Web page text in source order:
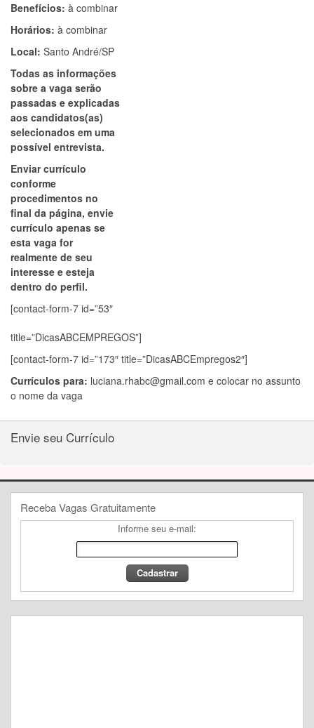
Benefícios: à combinar
Horários: à combinar
Local: Santo André/SP
Todas as informações
sobre a vaga serão
passadas e explicadas
aos candidatos(as)
selecionados em uma
possível entrevista.
Enviar currículo
conforme
procedimentos no
final da página, envie
currículo apenas se
esta vaga for
realmente de seu
interesse e esteja
dentro do perfil.
[contact-form-7 id=”53″
title=”DicasABCEMPREGOS”]
[contact-form-7 id=”173″ title=”DicasABCEmpregos2″]
Currículos para: luciana.rhabc@gmail.com e colocar no assunto
o nome da vaga
Envie seu Currículo
Receba Vagas Gratuitamente
Informe seu e-mail: